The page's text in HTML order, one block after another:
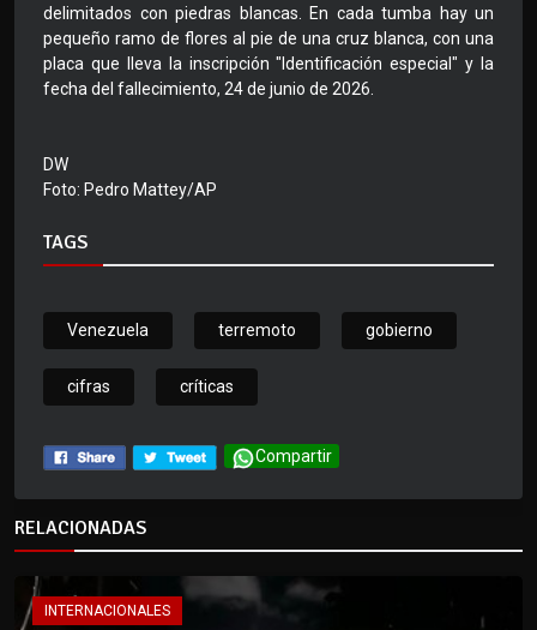
delimitados con piedras blancas. En cada tumba hay un
pequeño ramo de flores al pie de una cruz blanca, con una
placa que lleva la inscripción "Identificación especial" y la
fecha del fallecimiento, 24 de junio de 2026.
DW
Foto: Pedro Mattey/AP
TAGS
Venezuela terremoto gobierno
cifras críticas
Compartir
RELACIONADAS
INTERNACIONALES